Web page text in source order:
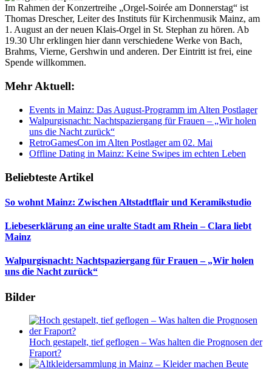
Im Rahmen der Konzertreihe „Orgel-Soirée am Donnerstag“ ist
Thomas Drescher, Leiter des Instituts für Kirchenmusik Mainz, am
1. August an der neuen Klais-Orgel in St. Stephan zu hören. Ab
19.30 Uhr erklingen hier dann verschiedene Werke von Bach,
Brahms, Vierne, Gershwin und anderen. Der Eintritt ist frei, eine
Spende willkommen.
Mehr Aktuell:
Events in Mainz: Das August-Programm im Alten Postlager
Walpurgisnacht: Nachtspaziergang für Frauen – „Wir holen
uns die Nacht zurück“
RetroGamesCon im Alten Postlager am 02. Mai
Offline Dating in Mainz: Keine Swipes im echten Leben
Beliebteste Artikel
So wohnt Mainz: Zwischen Altstadtflair und Keramikstudio
Liebeserklärung an eine uralte Stadt am Rhein – Clara liebt
Mainz
Walpurgisnacht: Nachtspaziergang für Frauen – „Wir holen
uns die Nacht zurück“
Bilder
Hoch gestapelt, tief geflogen – Was halten die Prognosen der
Fraport?